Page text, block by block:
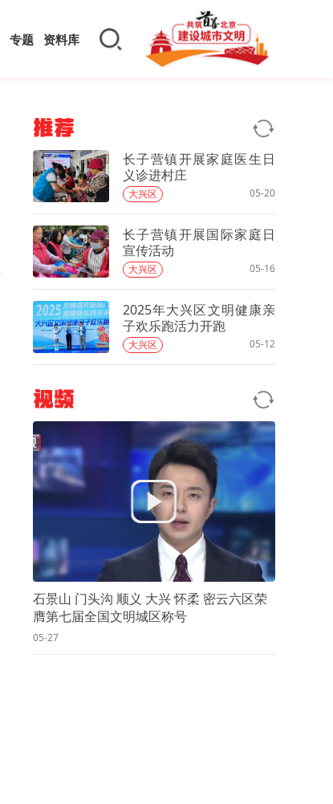
专题 资料库
推荐
长子营镇开展家庭医生日
义诊进村庄
大兴区 05-20
长子营镇开展国际家庭日
宣传活动
大兴区 05-16
2025年大兴区文明健康亲
子欢乐跑活力开跑
大兴区 05-12
视频
石景山 门头沟 顺义 大兴 怀柔 密云六区荣
膺第七届全国文明城区称号
05-27